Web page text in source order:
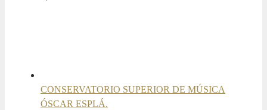
CONSERVATORIO SUPERIOR DE MÚSICA
ÓSCAR ESPLÁ.